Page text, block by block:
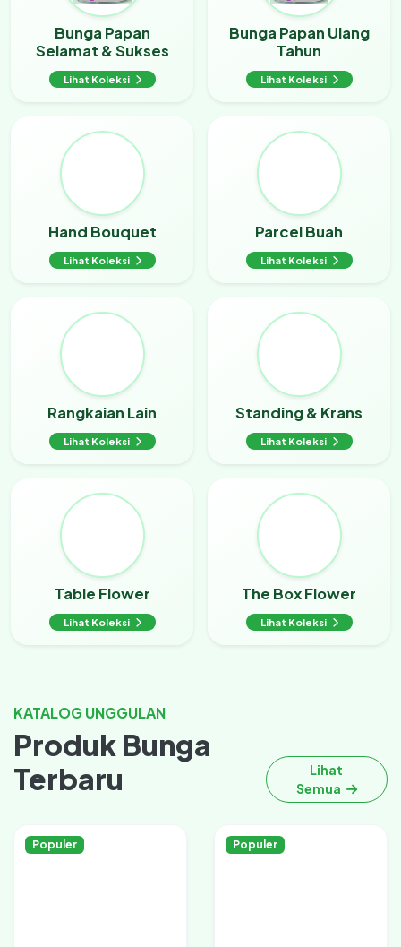
Bunga Papan
Selamat & Sukses
Lihat Koleksi
Bunga Papan Ulang
Tahun
Lihat Koleksi
Hand Bouquet
Lihat Koleksi
Parcel Buah
Lihat Koleksi
Rangkaian Lain
Lihat Koleksi
Standing & Krans
Lihat Koleksi
Table Flower
Lihat Koleksi
The Box Flower
Lihat Koleksi
KATALOG UNGGULAN
Produk Bunga
Terbaru
Lihat
Semua
Populer Populer